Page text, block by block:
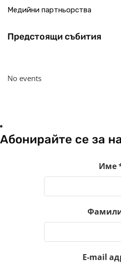
Медийни партньорства
Предстоящи събития
No events
Абонирайте се за
Име
E-mail